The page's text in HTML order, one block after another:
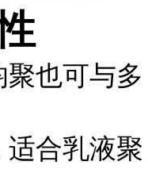
也可与多
合乳液聚